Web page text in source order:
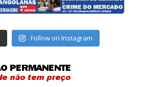
Follow on Instagram